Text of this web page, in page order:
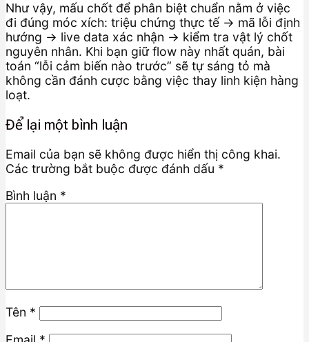
Như vậy, mấu chốt để phân biệt chuẩn nằm ở việc
đi đúng móc xích: triệu chứng thực tế → mã lỗi định
hướng → live data xác nhận → kiểm tra vật lý chốt
nguyên nhân. Khi bạn giữ flow này nhất quán, bài
toán “lỗi cảm biến nào trước” sẽ tự sáng tỏ mà
không cần đánh cược bằng việc thay linh kiện hàng
loạt.
Để lại một bình luận
Email của bạn sẽ không được hiển thị công khai.
Các trường bắt buộc được đánh dấu *
Bình luận *
Tên *